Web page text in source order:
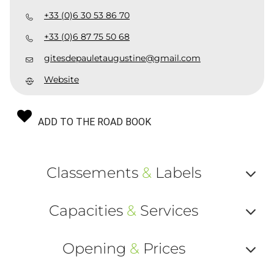
+33 (0)6 30 53 86 70
+33 (0)6 87 75 50 68
gitesdepauletaugustine@gmail.com
Website
ADD TO THE ROAD BOOK
Classements &Labels
ou
Capacities & Services
ou
Opening &Prices